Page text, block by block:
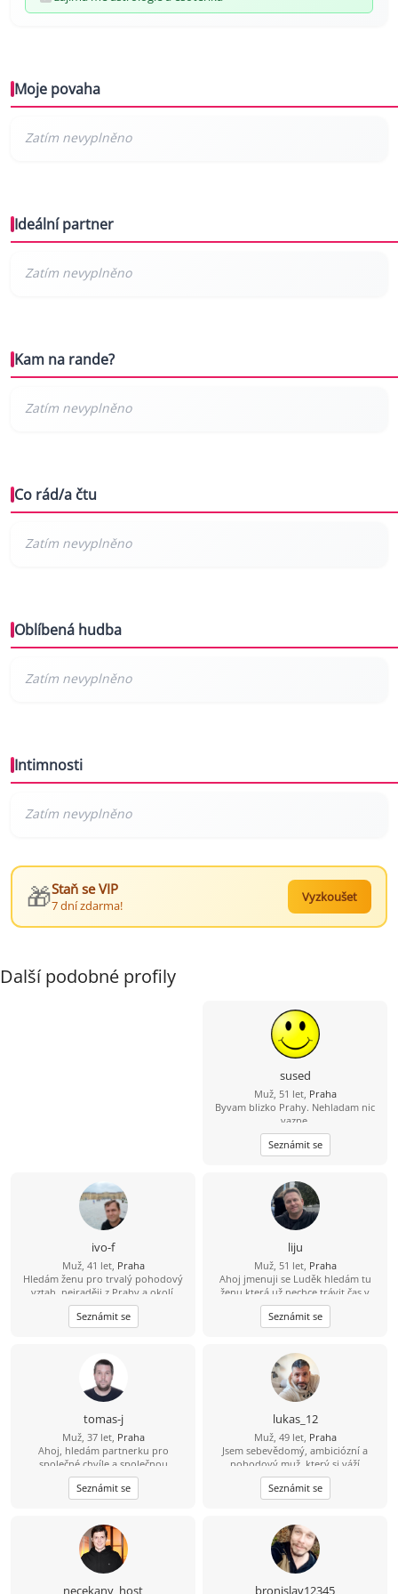
Moje povaha
Ideální partner
Kam na rande?
Co rád/a čtu
Oblíbená hudba
Intimnosti
🎁Staň se VIP
7 dní zdarma!
Vyzkoušet
Další podobné profily
sused
Muž, 51 let, Praha
Byvam blizko Prahy. Nehladam nic
vazne.
Seznámit se
ivo-f
Muž, 41 let, Praha
Hledám ženu pro trvalý pohodový
vztah, nejraději z Prahy a okolí.
Seznámit se
liju
Muž, 51 let, Praha
Ahoj jmenuji se Luděk hledám tu
ženu která už nechce trávit čas v
samotě život je krátký pojďme si ho
pořádně užít :-) .
Seznámit se
tomas-j
Muž, 37 let, Praha
Ahoj, hledám partnerku pro
společné chvíle a společnou
budoucnost. Rád bych se s někým
seznámil. Věřím, že skutečné
partnerství mezi 2 lidmi existuje. S
Seznámit se
lukas_12
Muž, 49 let, Praha
Jsem sebevědomý, ambiciózní a
pohodový muž, který si váží
upřímnosti, věrnosti a respektu. Rád
se učím nové věci, udržuji se aktivní
a trávím čas s dobrými lidmi. Na
využít každou příležitost naplno.
Koho hledám Hledám někoho
upřímného, milého a
důvěryhodného. Někoho, kdo si váží
otevřené komunikace, sdílí podobné
Seznámit se
necekany_host bronislav12345